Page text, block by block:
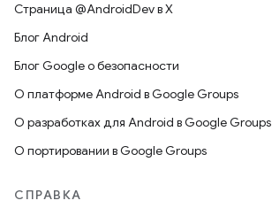
Страница @AndroidDev в X
Блог Android
Блог Google о безопасности
О платформе Android в Google Groups
О разработках для Android в Google Groups
О портировании в Google Groups
СПРАВКА